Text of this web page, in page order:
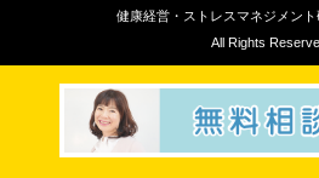
健康経営・ストレスマネジメン
All Rights